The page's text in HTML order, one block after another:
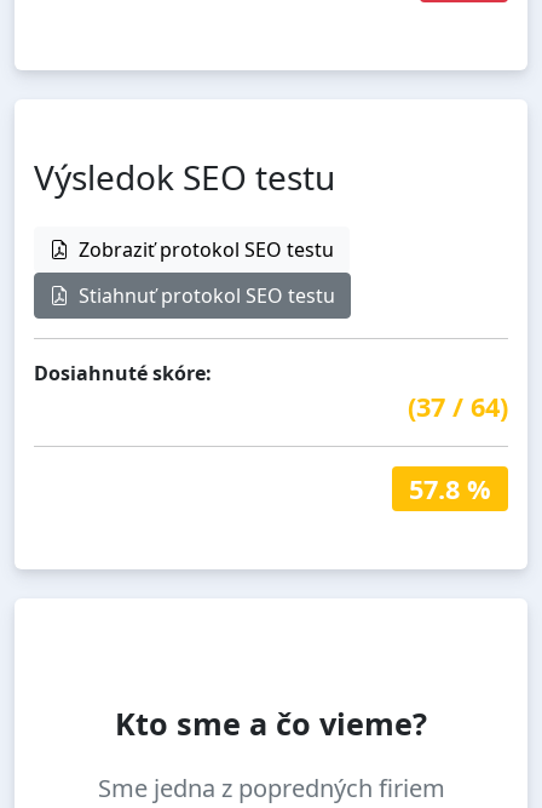
Výsledok SEO testu
Zobraziť protokol SEO testu
Stiahnuť protokol SEO testu
Dosiahnuté skóre:
(37 / 64)
57.8 %
Kto sme a čo vieme?
Sme jedna z popredných firiem